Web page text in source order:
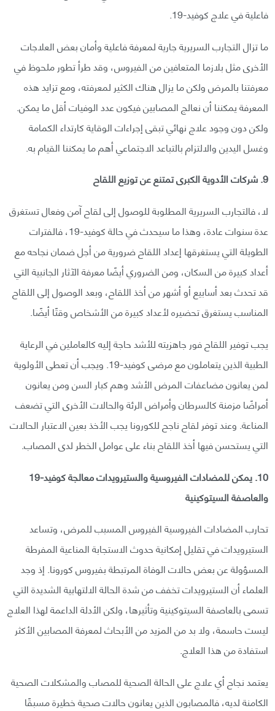
فاعلية في علاج كوفيد-19.
ما تزال التجارب السريرية جارية لمعرفة فاعلية وأمان بعض العلاجات
الأخرى مثل بلازما المتعافين من الفيروس، وقد طرأ تطور ملحوظ في
معرفتنا بالمرض ولكن ما يزال هناك الكثير لمعرفته، ومع تزايد هذه
المعرفة يمكننا أن نعالج المصابين فيكون عدد الوفيات أقل ما يمكن.
ولكن دون وجود علاج نهائي تبقى إجراءات الوقاية كارتداء الكمامة
وغسل اليدين والالتزام بالتباعد الاجتماعي أهم ما يمكننا القيام به.
9. شركات الأدوية الكبرى تمتنع عن توزيع اللقاح
لا، فالتجارب السريرية المطلوبة للوصول إلى لقاح آمن وفعال تستغرق
عدة سنوات عادة، وهذا ما سيحدث في حالة كوفيد-19، فالفترات
الطويلة التي يستغرقها إعداد اللقاح ضرورية من أجل ضمان نجاحه مع
أعداد كبيرة من السكان، ومن الضروري أيضًا معرفة الآثار الجانبية التي
قد تحدث بعد أسابيع أو أشهر من أخذ اللقاح، وبعد الوصول إلى اللقاح
المناسب يستغرق تحضيره لأعداد كبيرة من الأشخاص وقتًا أيضًا.
يجب توفير اللقاح فور جاهزيته للأشد حاجة إليه كالعاملين في الرعاية
الطبية الذين يتعاملون مع مرضى كوفيد-19. ويجب أن تعطى الأولوية
لمن يعانون مضاعفات المرض الأشد وهم كبار السن ومن يعانون
أمراضًا مزمنة كالسرطان وأمراض الرئة والحالات الأخرى التي تضعف
المناعة. وعند توفر لقاح ناجح للكورونا يجب الأخذ بعين الاعتبار الحالات
التي يستحسن فيها أخذ اللقاح بناء على عوامل الخطر لدى المصاب.
10. يمكن للمضادات الفيروسية والستيرويدات معالجة كوفيد-19
والعاصفة السيتوكينية
تحارب المضادات الفيروسية الفيروس المسبب للمرض، وتساعد
الستيرويدات في تقليل إمكانية حدوث الاستجابة المناعية المفرطة
المسؤولة عن بعض حالات الوفاة المرتبطة بفيروس كورونا. إذ وجد
العلماء أن الستيرويدات تخفف من شدة الحالة الالتهابية الشديدة التي
تسمى بالعاصفة السيتوكينية وتأثيرها، ولكن الأدلة الداعمة لهذا العلاج
ليست حاسمة، ولا بد من المزيد من الأبحاث لمعرفة المصابين الأكثر
استفادة من هذا العلاج.
يعتمد نجاح أي علاج على الحالة الصحية للمصاب والمشكلات الصحية
الكامنة لديه، فالمصابون الذين يعانون حالات صحية خطيرة مسبقًا